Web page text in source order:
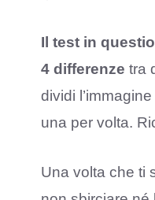
Il test in
4 differenze tra
dividi
una per volta.
Una volta che ti